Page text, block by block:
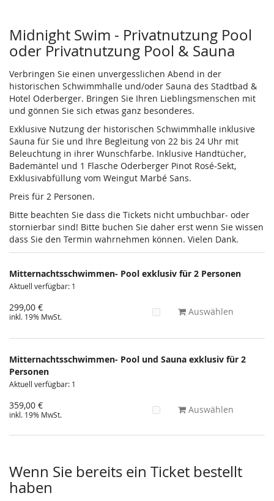
Produkte
Midnight Swim - Privatnutzung Pool
oder Privatnutzung Pool & Sauna
Verbringen Sie einen unvergesslichen Abend in der
historischen Schwimmhalle und/oder Sauna des Stadtbad &
Hotel Oderberger. Bringen Sie Ihren Lieblingsmenschen mit
und gönnen Sie sich etwas ganz besonderes.
Exklusive Nutzung der historischen Schwimmhalle inklusive
Sauna für Sie und Ihre Begleitung von 22 bis 24 Uhr mit
Beleuchtung in ihrer Wunschfarbe. Inklusive Handtücher,
Bademäntel und 1 Flasche Oderberger Pinot Rosé-Sekt,
Exklusivabfüllung vom Weingut Marbé Sans.
Preis für 2 Personen.
Bitte beachten Sie dass die Tickets nicht umbuchbar- oder
stornierbar sind! Bitte buchen Sie daher erst wenn Sie wissen
dass Sie den Termin wahrnehmen können. Vielen Dank.
Mitternachtsschwimmen- Pool exklusiv für 2 Personen
Aktuell verfügbar: 1
299,00 €
inkl. 19% MwSt. Auswählen
Mitternachtsschwimmen- Pool und Sauna exklusiv für 2
Personen
Aktuell verfügbar: 1
359,00 €
inkl. 19% MwSt. Auswählen
Wenn Sie bereits ein Ticket bestellt
haben